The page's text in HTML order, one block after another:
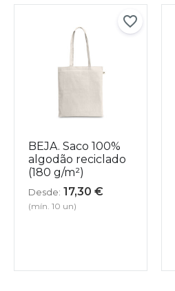
BEJA. Saco 100%
algodão reciclado
(180 g/m²)
Desde: 17,30 €
(mín. 10 un)